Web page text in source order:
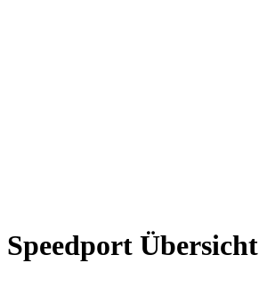
Speedport Übersicht